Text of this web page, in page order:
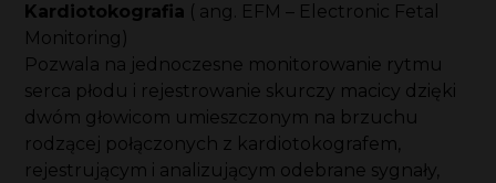
Kardiotokografia ( ang. EFM – Electronic Fetal
Monitoring)
Pozwala na jednoczesne monitorowanie rytmu
serca płodu i rejestrowanie skurczy macicy dzięki
dwóm głowicom umieszczonym na brzuchu
rodzącej połączonych z kardiotokografem,
rejestrującym i analizującym odebrane sygnały,